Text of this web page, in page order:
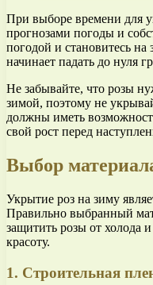
При выборе времени для
прогнозами погоды и
погодой и становитесь на
начинает падать до нуля
Не забывайте, что розы
зимой, поэтому не
должны иметь
свой рост перед
Выбор
Укрытие роз на зиму
Правильно выбранный
защитить розы от холода
красоту.
1. Строительная